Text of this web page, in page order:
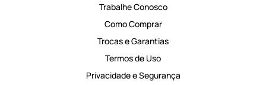
Trabalhe Conosco
Como Comprar
Trocas e Garantias
Termos de Uso
Privacidade e Segurança